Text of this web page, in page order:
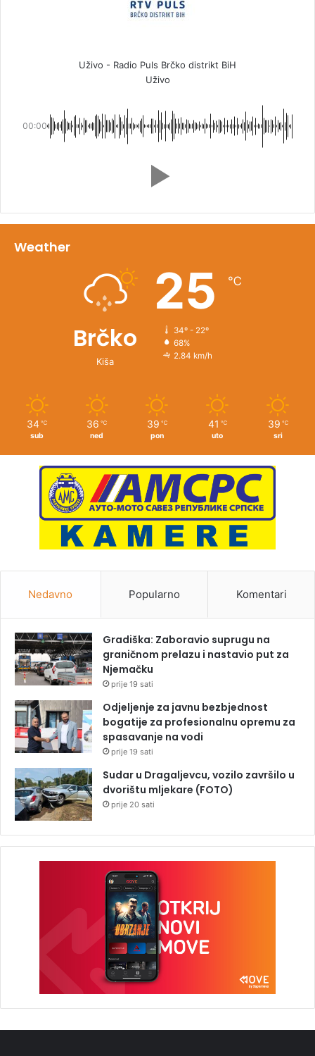
Uživo - Radio Puls Brčko distrikt BiH
Uživo
00:00
Weather
Brčko
Kiša
25 ℃
34º - 22º
68%
2.84 km/h
34 ℃
sub
36 ℃
ned
39 ℃
pon
41 ℃
uto
39 ℃
sri
Nedavno Popularno Komentari
Gradiška: Zaboravio suprugu na
graničnom prelazu i nastavio put za
Njemačku
prije 19 sati
Odjeljenje za javnu bezbjednost
bogatije za profesionalnu opremu za
spasavanje na vodi
prije 19 sati
Sudar u Dragaljevcu, vozilo završilo u
dvorištu mljekare (FOTO)
prije 20 sati